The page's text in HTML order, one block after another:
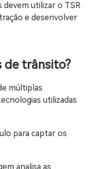
devem utilizar o TSR
e desenvolver
de trânsito?
múltiplas
utilizadas
para captar os
analisa as